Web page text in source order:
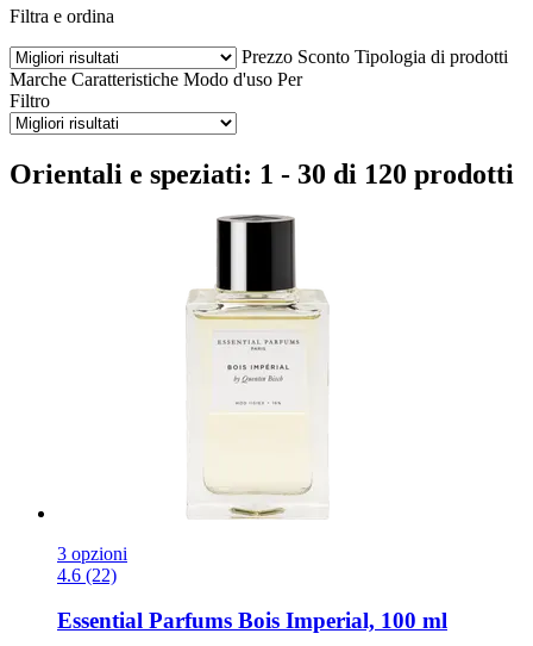
Filtra e ordina
Prezzo Sconto Tipologia di prodotti
Marche Caratteristiche Modo d'uso Per
Filtro
Orientali e speziati: 1 - 30 di 120 prodotti
3 opzioni
4.6 (22)
Essential Parfums Bois Imperial, 100 ml